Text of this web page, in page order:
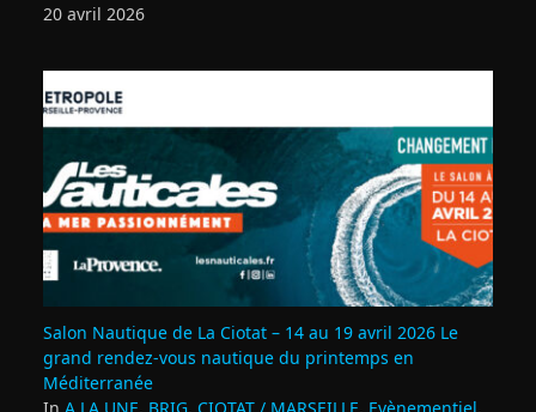
20 avril 2026
Salon Nautique de La Ciotat – 14 au 19 avril 2026 Le
grand rendez‑vous nautique du printemps en
Méditerranée